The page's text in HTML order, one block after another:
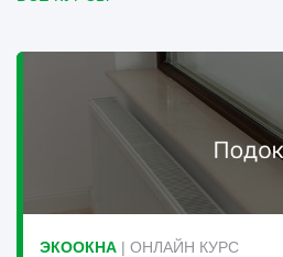
ЭКООКНА | ОНЛАЙН КУРС